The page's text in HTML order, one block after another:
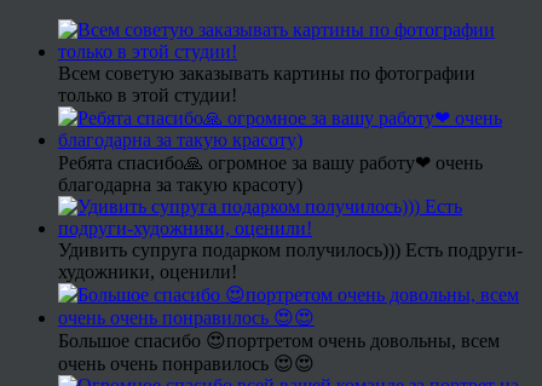
Всем советую заказывать картины по фотографии
только в этой студии!
Ребята спасибо🙏 огромное за вашу работу❤ очень
благодарна за такую красоту)
Удивить супруга подарком получилось))) Есть подруги-
художники, оценили!
Большое спасибо 😍портретом очень довольны, всем
очень очень понравилось 😍😍